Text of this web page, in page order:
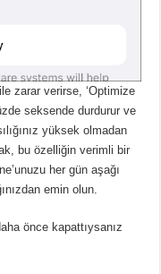
zarar verirse, ‘Optimize
seksende durdurur ve
yüksek olmadan
bu özelliğin verimli bir
her gün aşağı
emin olun.
önce kapattıysanız